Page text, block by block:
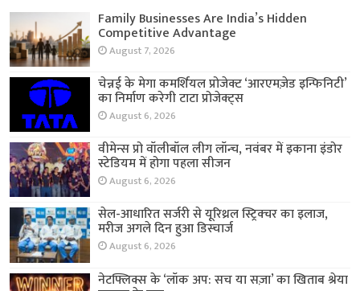
Family Businesses Are India’s Hidden
Competitive Advantage
August 7, 2026
चेन्नई के मेगा कमर्शियल प्रोजेक्ट ‘आरएमज़ेड इन्फिनिटी’
का निर्माण करेगी टाटा प्रोजेक्ट्स
August 6, 2026
वीमेन्स प्रो वॉलीबॉल लीग लॉन्च, नवंबर में इकाना इंडोर
स्टेडियम में होगा पहला सीजन
August 6, 2026
सेल-आधारित सर्जरी से यूरिथ्रल स्ट्रिक्चर का इलाज,
मरीज अगले दिन हुआ डिस्चार्ज
August 6, 2026
नेटफ्लिक्स के ‘लॉक अप: सच या सज़ा’ का खिताब श्रेया